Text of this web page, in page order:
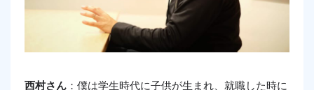
西村さん ：僕は学生時代に子供が生まれ、就職した時に